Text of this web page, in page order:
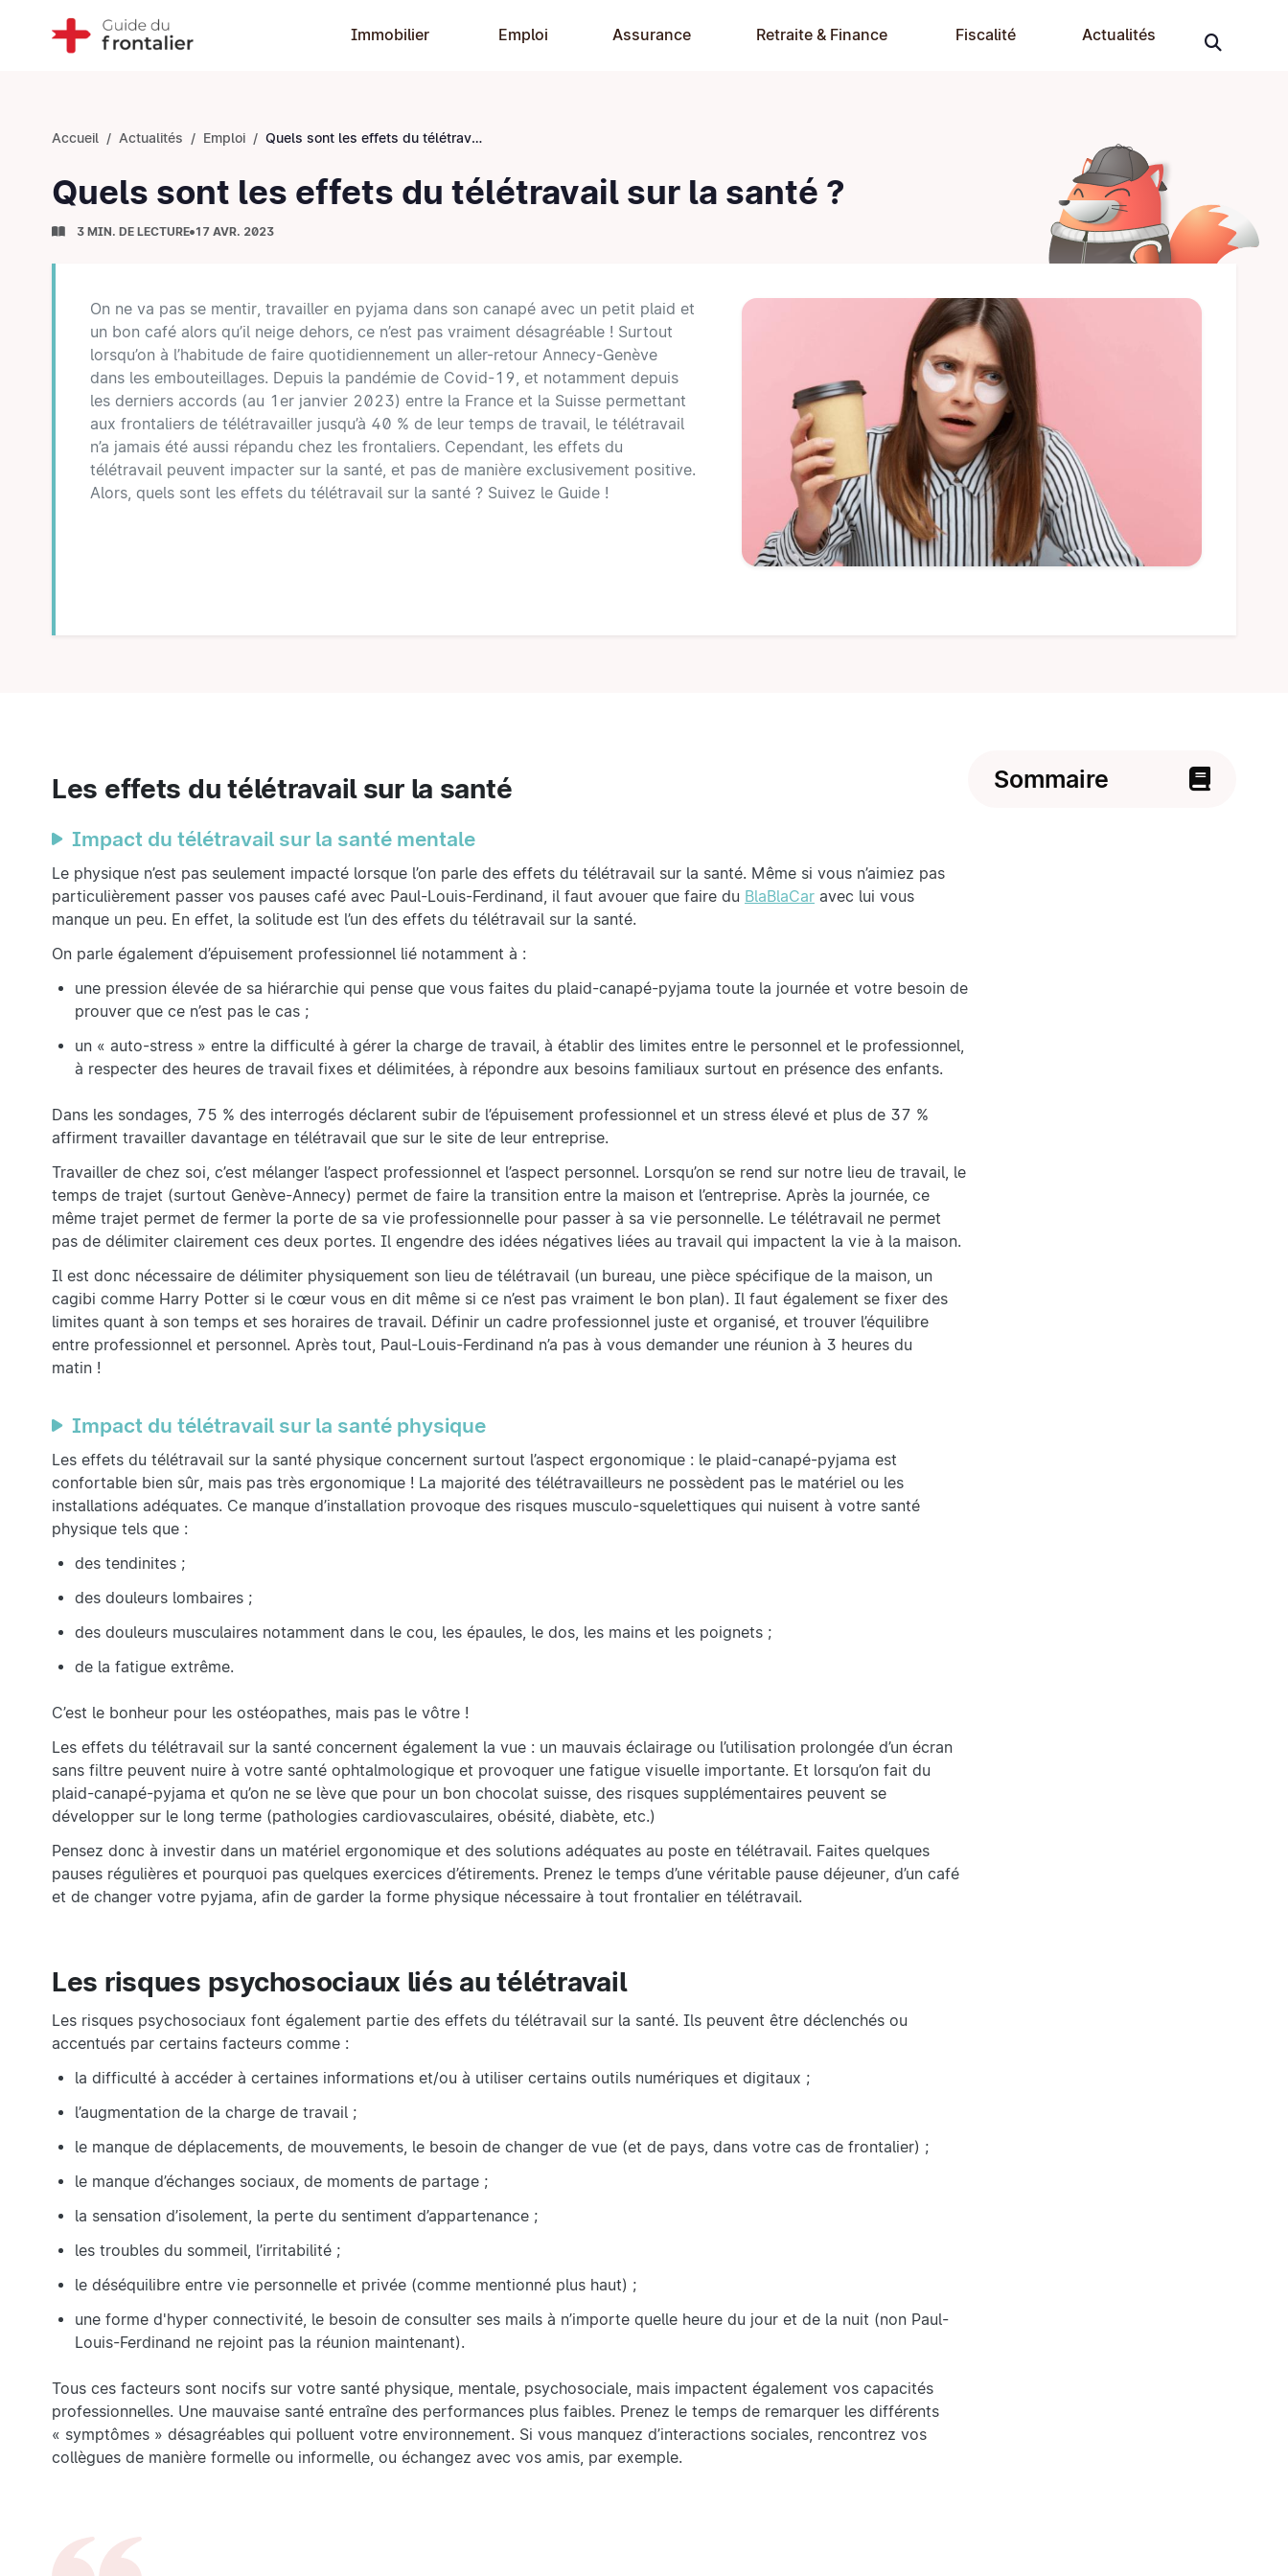
Immobilier Emploi Assurance Retraite & Finance Fiscalité Actualités
Accueil Actualités Emploi Quels sont les effets du télétravail sur la santé ?
Quels sont les effets du télétravail sur la santé ?
3 MIN. DE LECTURE 17 AVR. 2023
On ne va pas se mentir, travailler en pyjama dans son canapé avec un petit plaid et
un bon café alors qu’il neige dehors, ce n’est pas vraiment désagréable ! Surtout
lorsqu’on à l’habitude de faire quotidiennement un aller-retour Annecy-Genève
dans les embouteillages. Depuis la pandémie de Covid-19, et notamment depuis
les derniers accords (au 1er janvier 2023) entre la France et la Suisse permettant
aux frontaliers de télétravailler jusqu’à 40 % de leur temps de travail, le télétravail
n’a jamais été aussi répandu chez les frontaliers. Cependant, les effets du
télétravail peuvent impacter sur la santé, et pas de manière exclusivement positive.
Alors, quels sont les effets du télétravail sur la santé ? Suivez le Guide !
Les effets du télétravail sur la santé
Impact du télétravail sur la santé mentale
Le physique n’est pas seulement impacté lorsque l’on parle des effets du télétravail sur la santé. Même si vous n’aimiez pas
particulièrement passer vos pauses café avec Paul-Louis-Ferdinand, il faut avouer que faire du BlaBlaCar avec lui vous
manque un peu. En effet, la solitude est l’un des effets du télétravail sur la santé.
On parle également d’épuisement professionnel lié notamment à :
une pression élevée de sa hiérarchie qui pense que vous faites du plaid-canapé-pyjama toute la journée et votre besoin de
prouver que ce n’est pas le cas ;
un « auto-stress » entre la difficulté à gérer la charge de travail, à établir des limites entre le personnel et le professionnel,
à respecter des heures de travail fixes et délimitées, à répondre aux besoins familiaux surtout en présence des enfants.
Dans les sondages, 75 % des interrogés déclarent subir de l’épuisement professionnel et un stress élevé et plus de 37 %
affirment travailler davantage en télétravail que sur le site de leur entreprise.
Travailler de chez soi, c’est mélanger l’aspect professionnel et l’aspect personnel. Lorsqu’on se rend sur notre lieu de travail, le
temps de trajet (surtout Genève-Annecy) permet de faire la transition entre la maison et l’entreprise. Après la journée, ce
même trajet permet de fermer la porte de sa vie professionnelle pour passer à sa vie personnelle. Le télétravail ne permet
pas de délimiter clairement ces deux portes. Il engendre des idées négatives liées au travail qui impactent la vie à la maison.
Il est donc nécessaire de délimiter physiquement son lieu de télétravail (un bureau, une pièce spécifique de la maison, un
cagibi comme Harry Potter si le cœur vous en dit même si ce n’est pas vraiment le bon plan). Il faut également se fixer des
limites quant à son temps et ses horaires de travail. Définir un cadre professionnel juste et organisé, et trouver l’équilibre
entre professionnel et personnel. Après tout, Paul-Louis-Ferdinand n’a pas à vous demander une réunion à 3 heures du
matin !
Impact du télétravail sur la santé physique
Les effets du télétravail sur la santé physique concernent surtout l’aspect ergonomique : le plaid-canapé-pyjama est
confortable bien sûr, mais pas très ergonomique ! La majorité des télétravailleurs ne possèdent pas le matériel ou les
installations adéquates. Ce manque d’installation provoque des risques musculo-squelettiques qui nuisent à votre santé
physique tels que :
des tendinites ;
des douleurs lombaires ;
des douleurs musculaires notamment dans le cou, les épaules, le dos, les mains et les poignets ;
de la fatigue extrême.
C’est le bonheur pour les ostéopathes, mais pas le vôtre !
Les effets du télétravail sur la santé concernent également la vue : un mauvais éclairage ou l’utilisation prolongée d’un écran
sans filtre peuvent nuire à votre santé ophtalmologique et provoquer une fatigue visuelle importante. Et lorsqu’on fait du
plaid-canapé-pyjama et qu’on ne se lève que pour un bon chocolat suisse, des risques supplémentaires peuvent se
développer sur le long terme (pathologies cardiovasculaires, obésité, diabète, etc.)
Pensez donc à investir dans un matériel ergonomique et des solutions adéquates au poste en télétravail. Faites quelques
pauses régulières et pourquoi pas quelques exercices d’étirements. Prenez le temps d’une véritable pause déjeuner, d’un café
et de changer votre pyjama, afin de garder la forme physique nécessaire à tout frontalier en télétravail.
Les risques psychosociaux liés au télétravail
Les risques psychosociaux font également partie des effets du télétravail sur la santé. Ils peuvent être déclenchés ou
accentués par certains facteurs comme :
la difficulté à accéder à certaines informations et/ou à utiliser certains outils numériques et digitaux ;
l’augmentation de la charge de travail ;
le manque de déplacements, de mouvements, le besoin de changer de vue (et de pays, dans votre cas de frontalier) ;
le manque d’échanges sociaux, de moments de partage ;
la sensation d’isolement, la perte du sentiment d’appartenance ;
les troubles du sommeil, l’irritabilité ;
le déséquilibre entre vie personnelle et privée (comme mentionné plus haut) ;
une forme d'hyper connectivité, le besoin de consulter ses mails à n’importe quelle heure du jour et de la nuit (non Paul-
Louis-Ferdinand ne rejoint pas la réunion maintenant).
Tous ces facteurs sont nocifs sur votre santé physique, mentale, psychosociale, mais impactent également vos capacités
professionnelles. Une mauvaise santé entraîne des performances plus faibles. Prenez le temps de remarquer les différents
« symptômes » désagréables qui polluent votre environnement. Si vous manquez d’interactions sociales, rencontrez vos
collègues de manière formelle ou informelle, ou échangez avec vos amis, par exemple.
Sommaire